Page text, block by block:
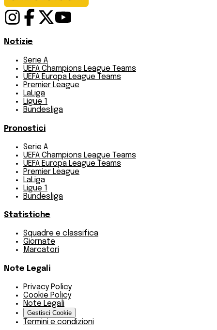
Notizie
Serie A
UEFA Champions League Teams
UEFA Europa League Teams
Premier League
LaLiga
Ligue 1
Bundesliga
Pronostici
Serie A
UEFA Champions League Teams
UEFA Europa League Teams
Premier League
LaLiga
Ligue 1
Bundesliga
Statistiche
Squadre e classifica
Giornate
Marcatori
Note Legali
Privacy Policy
Cookie Policy
Note Legali
Gestisci Cookie
Termini e condizioni